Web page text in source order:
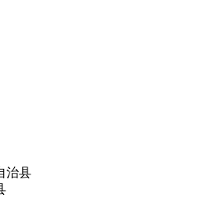
治县